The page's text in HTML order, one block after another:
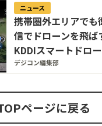
ニュース
携帯圏外エリアでも
信でドローンを飛ば
KDDIスマートドロ
Starlink Direct」活
デジコン編集部
ページに戻る